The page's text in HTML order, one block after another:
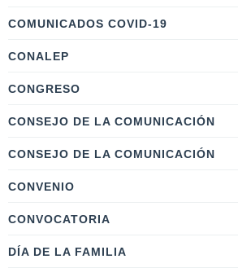
COMUNICADOS COVID-19
CONALEP
CONGRESO
CONSEJO DE LA COMUNICACIÓN
CONSEJO DE LA COMUNICACIÓN
CONVENIO
CONVOCATORIA
DÍA DE LA FAMILIA